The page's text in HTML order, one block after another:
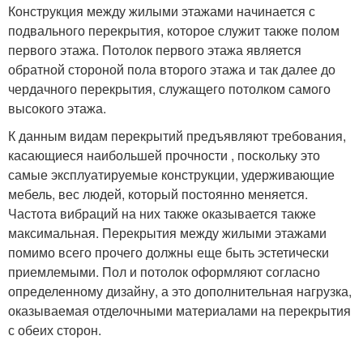
Конструкция между жилыми этажами начинается с
подвального перекрытия, которое служит также полом
первого этажа. Потолок первого этажа является
обратной стороной пола второго этажа и так далее до
чердачного перекрытия, служащего потолком самого
высокого этажа.
К данным видам перекрытий предъявляют требования,
касающиеся наибольшей прочности , поскольку это
самые эксплуатируемые конструкции, удерживающие
мебель, вес людей, который постоянно меняется.
Частота вибраций на них также оказывается также
максимальная. Перекрытия между жилыми этажами
помимо всего прочего должны еще быть эстетически
приемлемыми. Пол и потолок оформляют согласно
определенному дизайну, а это дополнительная нагрузка,
оказываемая отделочными материалами на перекрытия
с обеих сторон.